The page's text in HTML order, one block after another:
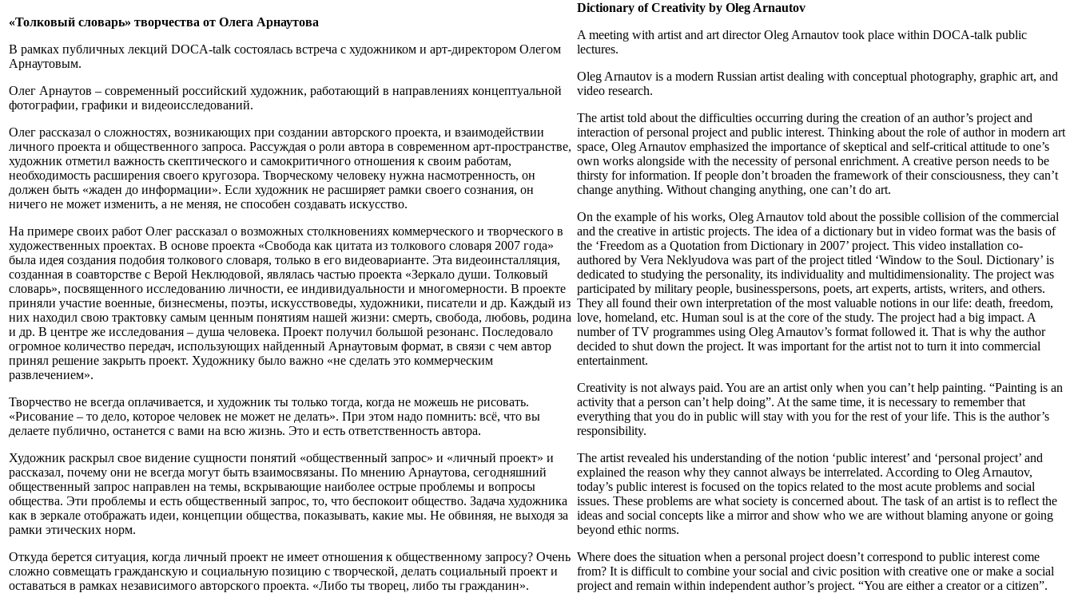
«Толковый словарь» творчества от Олега Арнаутова
В рамках публичных лекций DOCA-talk состоялась встреча с художником и арт-директором Олегом
Арнаутовым.
Олег Арнаутов – современный российский художник, работающий в направлениях концептуальной
фотографии, графики и видеоисследований.
Олег рассказал о сложностях, возникающих при создании авторского проекта, и взаимодействии
личного проекта и общественного запроса. Рассуждая о роли автора в современном арт-пространстве,
художник отметил важность скептического и самокритичного отношения к своим работам,
необходимость расширения своего кругозора. Творческому человеку нужна насмотренность, он
должен быть «жаден до информации». Если художник не расширяет рамки своего сознания, он
ничего не может изменить, а не меняя, не способен создавать искусство.
На примере своих работ Олег рассказал о возможных столкновениях коммерческого и творческого в
художественных проектах. В основе проекта «Свобода как цитата из толкового словаря 2007 года»
была идея создания подобия толкового словаря, только в его видеоварианте. Эта видеоинсталляция,
созданная в соавторстве с Верой Неклюдовой, являлась частью проекта «Зеркало души. Толковый
словарь», посвященного исследованию личности, ее индивидуальности и многомерности. В проекте
приняли участие военные, бизнесмены, поэты, искусствоведы, художники, писатели и др. Каждый из
них находил свою трактовку самым ценным понятиям нашей жизни: смерть, свобода, любовь, родина
и др. В центре же исследования – душа человека. Проект получил большой резонанс. Последовало
огромное количество передач, использующих найденный Арнаутовым формат, в связи с чем автор
принял решение закрыть проект. Художнику было важно «не сделать это коммерческим
развлечением».
Творчество не всегда оплачивается, и художник ты только тогда, когда не можешь не рисовать.
«Рисование – то дело, которое человек не может не делать». При этом надо помнить: всё, что вы
делаете публично, останется с вами на всю жизнь. Это и есть ответственность автора.
Художник раскрыл свое видение сущности понятий «общественный запрос» и «личный проект» и
рассказал, почему они не всегда могут быть взаимосвязаны. По мнению Арнаутова, сегодняшний
общественный запрос направлен на темы, вскрывающие наиболее острые проблемы и вопросы
общества. Эти проблемы и есть общественный запрос, то, что беспокоит общество. Задача художника
как в зеркале отображать идеи, концепции общества, показывать, какие мы. Не обвиняя, не выходя за
рамки этических норм.
Откуда берется ситуация, когда личный проект не имеет отношения к общественному запросу? Очень
сложно совмещать гражданскую и социальную позицию с творческой, делать социальный проект и
оставаться в рамках независимого авторского проекта. «Либо ты творец, либо ты гражданин».
Dictionary of Creativity by Oleg Arnautov
A meeting with artist and art director Oleg Arnautov took place within DOCA-talk public
lectures.
Oleg Arnautov is a modern Russian artist dealing with conceptual photography, graphic art, and
video research.
The artist told about the difficulties occurring during the creation of an author’s project and
interaction of personal project and public interest. Thinking about the role of author in modern art
space, Oleg Arnautov emphasized the importance of skeptical and self-critical attitude to one’s
own works alongside with the necessity of personal enrichment. A creative person needs to be
thirsty for information. If people don’t broaden the framework of their consciousness, they can’t
change anything. Without changing anything, one can’t do art.
On the example of his works, Oleg Arnautov told about the possible collision of the commercial
and the creative in artistic projects. The idea of a dictionary but in video format was the basis of
the ‘Freedom as a Quotation from Dictionary in 2007’ project. This video installation co-
authored by Vera Neklyudova was part of the project titled ‘Window to the Soul. Dictionary’ is
dedicated to studying the personality, its individuality and multidimensionality. The project was
participated by military people, businesspersons, poets, art experts, artists, writers, and others.
They all found their own interpretation of the most valuable notions in our life: death, freedom,
love, homeland, etc. Human soul is at the core of the study. The project had a big impact. A
number of TV programmes using Oleg Arnautov’s format followed it. That is why the author
decided to shut down the project. It was important for the artist not to turn it into commercial
entertainment.
Creativity is not always paid. You are an artist only when you can’t help painting. “Painting is an
activity that a person can’t help doing”. At the same time, it is necessary to remember that
everything that you do in public will stay with you for the rest of your life. This is the author’s
responsibility.
The artist revealed his understanding of the notion ‘public interest’ and ‘personal project’ and
explained the reason why they cannot always be interrelated. According to Oleg Arnautov,
today’s public interest is focused on the topics related to the most acute problems and social
issues. These problems are what society is concerned about. The task of an artist is to reflect the
ideas and social concepts like a mirror and show who we are without blaming anyone or going
beyond ethic norms.
Where does the situation when a personal project doesn’t correspond to public interest come
from? It is difficult to combine your social and civic position with creative one or make a social
project and remain within independent author’s project. “You are either a creator or a citizen”.